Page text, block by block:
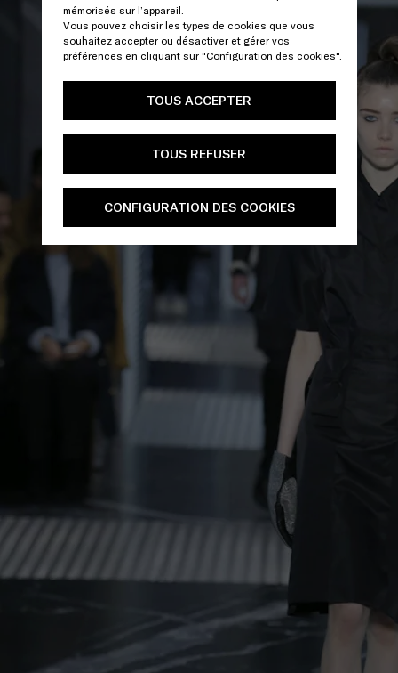
mémorisés sur l’appareil.
Vous pouvez choisir les types de cookies que vous
souhaitez accepter ou désactiver et gérer vos
préférences en cliquant sur "Configuration des cookies".
TOUS ACCEPTER
TOUS REFUSER
CONFIGURATION DES COOKIES